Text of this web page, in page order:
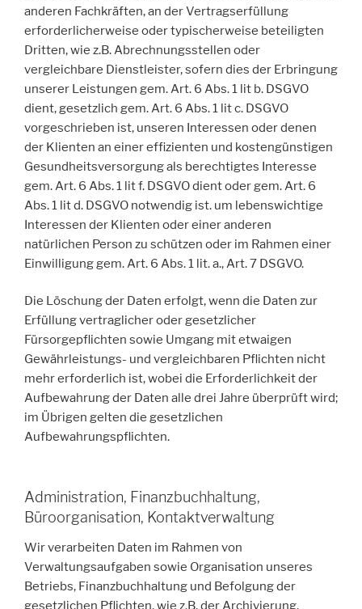
anderen Fachkräften, an der Vertragserfüllung
erforderlicherweise oder typischerweise beteiligten
Dritten, wie z.B. Abrechnungsstellen oder
vergleichbare Dienstleister, sofern dies der Erbringung
unserer Leistungen gem. Art. 6 Abs. 1 lit b. DSGVO
dient, gesetzlich gem. Art. 6 Abs. 1 lit c. DSGVO
vorgeschrieben ist, unseren Interessen oder denen
der Klienten an einer effizienten und kostengünstigen
Gesundheitsversorgung als berechtigtes Interesse
gem. Art. 6 Abs. 1 lit f. DSGVO dient oder gem. Art. 6
Abs. 1 lit d. DSGVO notwendig ist. um lebenswichtige
Interessen der Klienten oder einer anderen
natürlichen Person zu schützen oder im Rahmen einer
Einwilligung gem. Art. 6 Abs. 1 lit. a., Art. 7 DSGVO.
Die Löschung der Daten erfolgt, wenn die Daten zur
Erfüllung vertraglicher oder gesetzlicher
Fürsorgepflichten sowie Umgang mit etwaigen
Gewährleistungs- und vergleichbaren Pflichten nicht
mehr erforderlich ist, wobei die Erforderlichkeit der
Aufbewahrung der Daten alle drei Jahre überprüft wird;
im Übrigen gelten die gesetzlichen
Aufbewahrungspflichten.
Administration, Finanzbuchhaltung,
Büroorganisation, Kontaktverwaltung
Wir verarbeiten Daten im Rahmen von
Verwaltungsaufgaben sowie Organisation unseres
Betriebs, Finanzbuchhaltung und Befolgung der
gesetzlichen Pflichten, wie z.B. der Archivierung.